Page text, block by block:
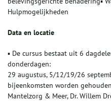
Hulpmogelijkheden
Data en locatie
▪ De cursus bestaat uit 6
donderdagen:
29 augustus, 5/12/19/26
bijeenkomsten worden
Mantelzorg & Meer, Dr. Willem